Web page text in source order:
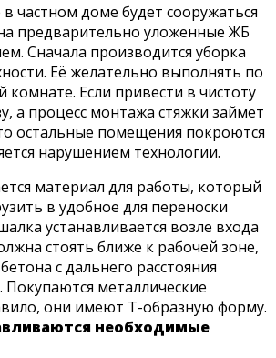
частном доме будет сооружаться
предварительно уложенные ЖБ
Сначала производится уборка
Её желательно выполнять по
Если привести в чистоту
а процесс монтажа стяжки займет
остальные помещения покроются
нарушением технологии.
материал для работы, который
в удобное для переноски
устанавливается возле входа
стоять ближе к рабочей зоне,
с дальнего расстояния
Покупаются металлические
они имеют Т-образную форму.
необходимые